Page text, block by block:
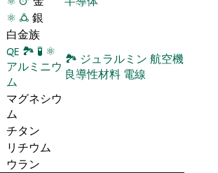
⚛ 🜛 銀
白金族
🜀 🏞 🧪 ⚛
アルミニウ
ム
🏞 ジュラルミン 航空機
良導性材料 電線
マグネシウ
ム
チタン
リチウム
ウラン